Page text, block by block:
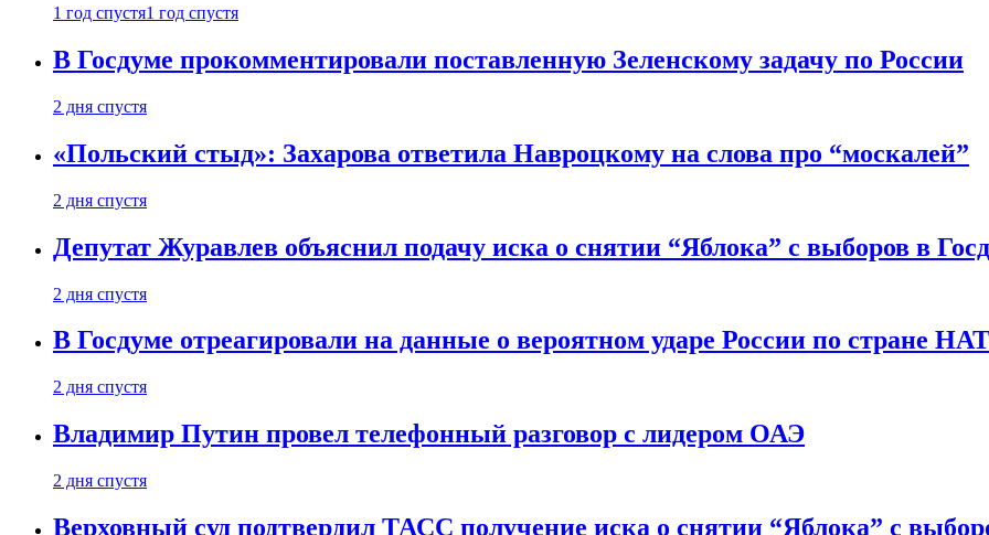
1 год спустя1 год спустя
В Госдуме прокомментировали поставленную Зеленскому задачу по России
2 дня спустя
«Польский стыд»: Захарова ответила Навроцкому на слова про “москалей”
2 дня спустя
Депутат Журавлев объяснил подачу иска о снятии “Яблока” с выборов в
2 дня спустя
В Госдуме отреагировали на данные о вероятном ударе России по стране
2 дня спустя
Владимир Путин провел телефонный разговор с лидером ОАЭ
2 дня спустя
Верховный суд подтвердил ТАСС получение иска о снятии “Яблока” с